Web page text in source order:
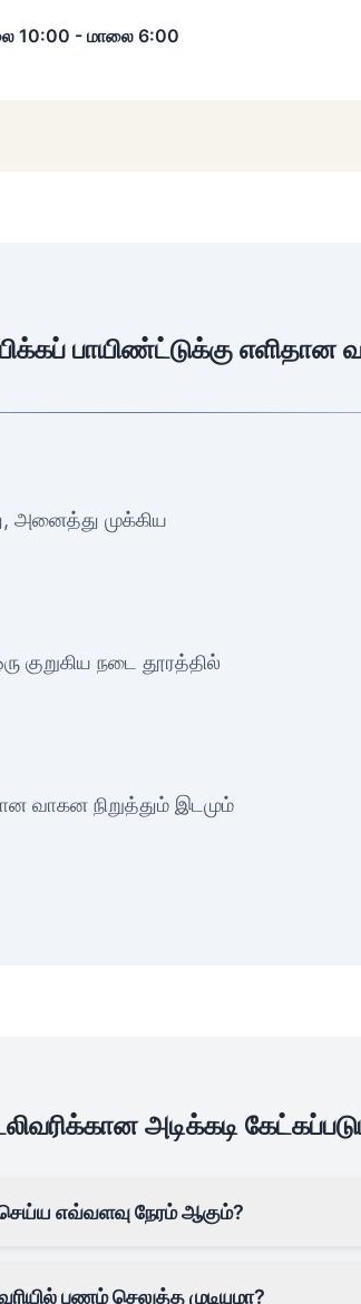
10:00 - மாலை 6:00
பாயிண்ட்டுக்கு எளிதான
அனைத்து முக்கிய
குறுகிய நடை தூரத்தில்
வாகன நிறுத்தும் இடமும்
அடிக்கடி
செய்ய எவ்வளவு நேரம் ஆகும்?
பணம் செலுத்த முடியுமா?